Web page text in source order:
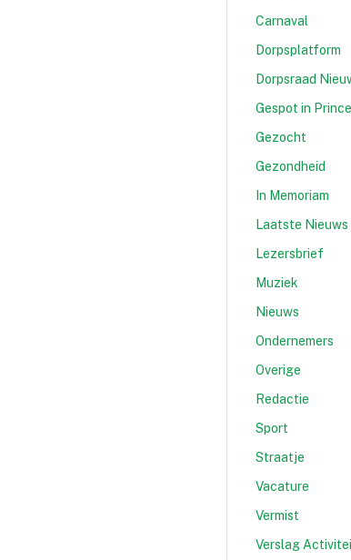
Carnaval
Dorpsplatform
Dorpsraad
Gespot in
Gezocht
Gezondheid
In Memoriam
Laatste Nieuws
Lezersbrief
Muziek
Nieuws
Ondernemers
Overige
Redactie
Sport
Straatje
Vacature
Vermist
Verslag